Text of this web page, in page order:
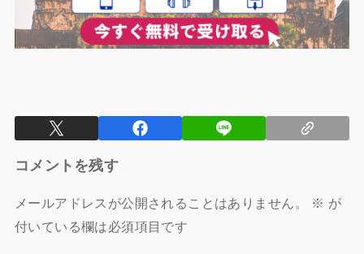
コメントを残す
メールアドレスが公開されることはありません。 ※ が
付いている欄は必須項目です